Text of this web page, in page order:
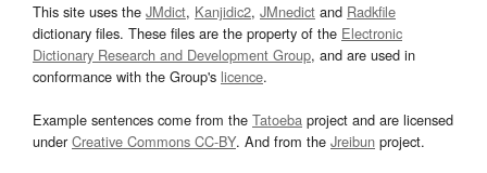
This site uses the JMdict, Kanjidic2, JMnedict and Radkfile
dictionary files. These files are the property of the Electronic
Dictionary Research and Development Group, and are used in
conformance with the Group's licence.
Example sentences come from the Tatoeba project and are licensed
underCreative Commons CC-BY. And from the Jreibun project.